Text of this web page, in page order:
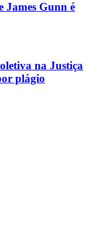
James Gunn é
na Justiça
plágio